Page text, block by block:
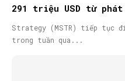
291 triệu USD từ phát
Strategy (MSTR) tiếp tục
trong tuần qua...